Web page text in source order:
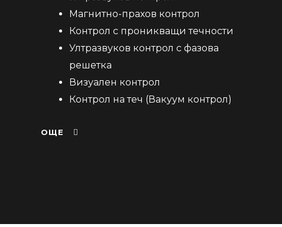
Магнитно-прахов контрол
Контрол с проникващи течности
Ултразвуков контрол с фазова
решетка
Визуален контрол
Контрол на теч (Вакуум контрол)
ОЩЕ